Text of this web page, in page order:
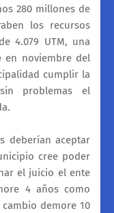
280 millones de
los recursos
4.079 UTM, una
en noviembre del
cumplir la
problemas el
deberían aceptar
cree poder
el juicio el ente
4 años como
demore 10